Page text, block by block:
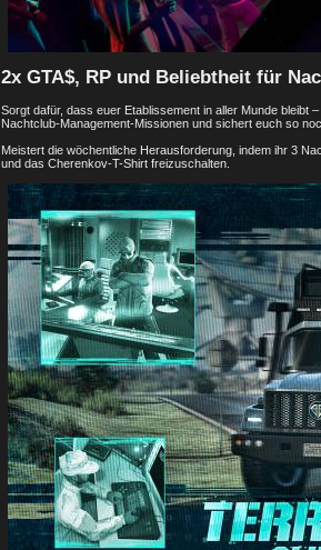
2x GTA$, RP und Beliebtheit für
Sorgt dafür, dass euer Etablissement in aller Munde bleibt
Nachtclub-Management-Missionen und sichert euch so
Meistert die wöchentliche Herausforderung, indem ihr 3
und das Cherenkov-T-Shirt freizuschalten.